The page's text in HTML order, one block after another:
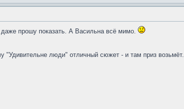
прошу показать. А Васильна всё мимо.
"Удивительне люди" отличный сюжет - и там приз возьмёт.